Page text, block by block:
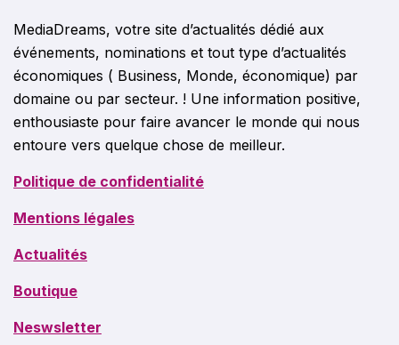
MediaDreams, votre site d’actualités dédié aux
événements, nominations et tout type d’actualités
économiques ( Business, Monde, économique) par
domaine ou par secteur. ! Une information positive,
enthousiaste pour faire avancer le monde qui nous
entoure vers quelque chose de meilleur.
Politique de confidentialité
Mentions légales
Actualités
Boutique
Neswsletter